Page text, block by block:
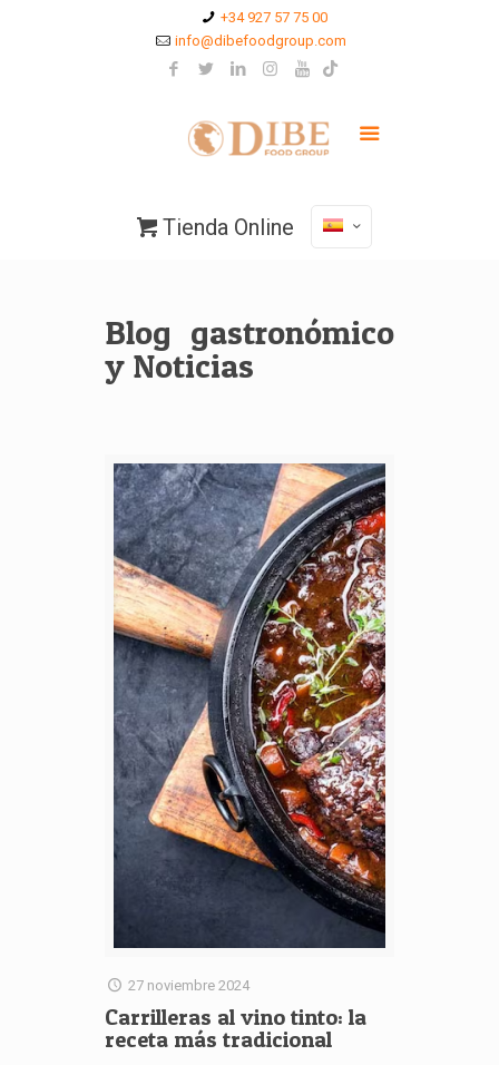
+34 927 57 75 00
info@dibefoodgroup.com
Tienda Online
Blog gastronómico
y Noticias
27 noviembre 2024
Carrilleras al vino tinto: la
receta más tradicional